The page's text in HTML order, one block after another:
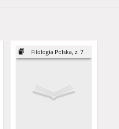
Filologia Polska, z. 7